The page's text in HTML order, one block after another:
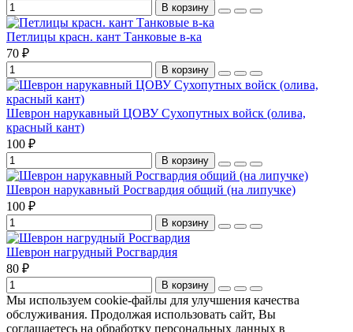
В корзину
Петлицы красн. кант Танковые в-ка
70 ₽
В корзину
Шеврон нарукавный ЦОВУ Сухопутных войск (олива,
красный кант)
100 ₽
В корзину
Шеврон нарукавный Росгвардия общий (на липучке)
100 ₽
В корзину
Шеврон нагрудный Росгвардия
80 ₽
В корзину
Мы используем cookie-файлы для улучшения качества
обслуживания. Продолжая использовать сайт, Вы
соглашаетесь на обработку персональных данных в